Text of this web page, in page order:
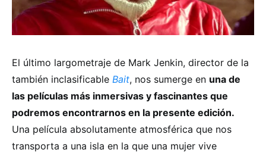
El último largometraje de Mark Jenkin, director de la
también inclasificable Bait, nos sumerge en una de
las películas más inmersivas y fascinantes que
podremos encontrarnos en la presente edición.
Una película absolutamente atmosférica que nos
transporta a una isla en la que una mujer vive